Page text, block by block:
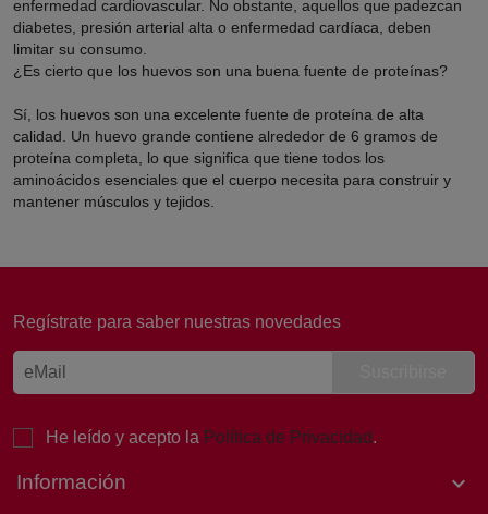
enfermedad cardiovascular. No obstante, aquellos que padezcan
diabetes, presión arterial alta o enfermedad cardíaca, deben
limitar su consumo.
¿Es cierto que los huevos son una buena fuente de proteínas?
Sí, los huevos son una excelente fuente de proteína de alta
calidad. Un huevo grande contiene alrededor de 6 gramos de
proteína completa, lo que significa que tiene todos los
aminoácidos esenciales que el cuerpo necesita para construir y
mantener músculos y tejidos.
Regístrate para saber nuestras novedades
He leído y acepto la Política de Privacidad.
Información 
¡Buenos días! 👋 Soy Laura, de
necesitas hoy?